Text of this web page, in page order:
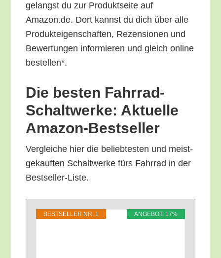
gelangst du zur Pro­dukt­sei­te auf
Amazon.de. Dort kannst du dich über alle
Pro­duk­tei­gen­schaf­ten, Rezen­sio­nen und
Bewer­tun­gen infor­mie­ren und gleich online
bestellen*.
Die bes­ten Fahr­rad-
Schalt­wer­ke: Aktu­el­le
Amazon-Bestseller
Ver­glei­che hier die belieb­tes­ten und meist­
ge­kauf­ten Schalt­wer­ke fürs Fahr­rad in der
Bestseller-Liste.
ANGE­BOT: 17%
BEST­SEL­LER NR. 1